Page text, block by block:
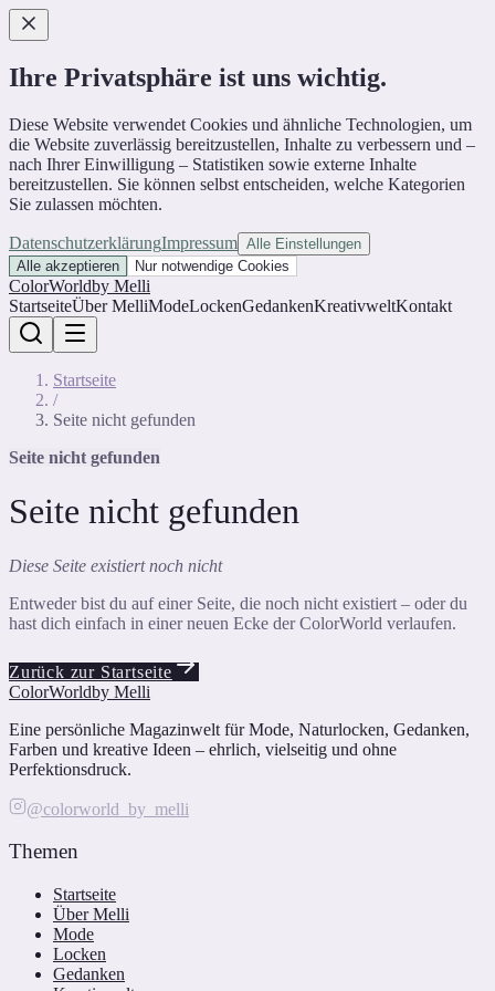
Ihre Privatsphäre ist uns wichtig.
Diese Website verwendet Cookies und ähnliche Technologien, um
die Website zuverlässig bereitzustellen, Inhalte zu verbessern und –
nach Ihrer Einwilligung – Statistiken sowie externe Inhalte
bereitzustellen. Sie können selbst entscheiden, welche Kategorien
Sie zulassen möchten.
DatenschutzerklärungImpressum Alle Einstellungen
Alle akzeptieren
Nur notwendige Cookies
ColorWorldby Melli
StartseiteÜber MelliModeLockenGedankenKreativweltKontakt
Startseite
/
Seite nicht gefunden
Seite nicht gefunden
Seite nicht gefunden
Diese Seite existiert noch nicht
Entweder bist du auf einer Seite, die noch nicht existiert – oder du
hast dich einfach in einer neuen Ecke der ColorWorld verlaufen.
Zurück zur Startseite
ColorWorldby Melli
Eine persönliche Magazinwelt für Mode, Naturlocken, Gedanken,
Farben und kreative Ideen – ehrlich, vielseitig und ohne
Perfektionsdruck.
@colorworld_by_melli
Themen
Startseite
Über Melli
Mode
Locken
Gedanken